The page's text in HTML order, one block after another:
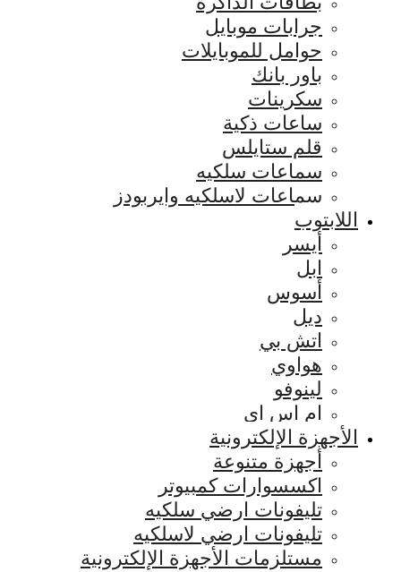
جرابات موبايل
حوامل للموبايلات
باور بانك
سكرينات
ساعات ذكية
قلم ستايلس
سماعات سلكيه
سماعات لاسلكيه وايربودز
اللابتوب
أيسر
ابل
أسوس
ديل
اتش بي
هواوي
لينوفو
ام اس اي
الأجهزة الإلكترونية
أجهزة متنوعة
اكسسوارات كمبيوتر
تليفونات ارضي سلكيه
تليفونات ارضي لاسلكيه
مستلزمات الأجهزة الإلكترونية